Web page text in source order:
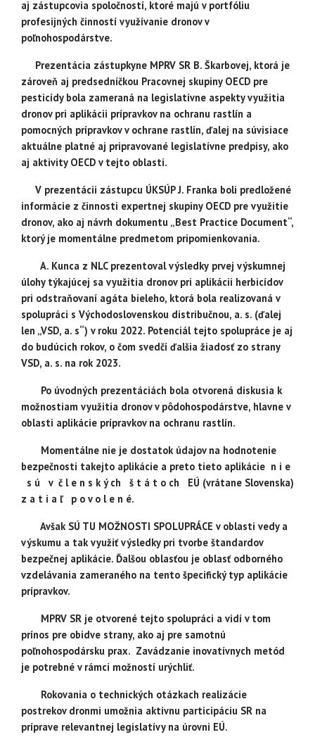
aj zástupcovia spoločností, ktoré majú v portfóliu
profesijných činností využívanie dronov v
poľnohospodárstve.
Prezentácia zástupkyne MPRV SR B. Škarbovej, ktorá je
zároveň aj predsedníčkou Pracovnej skupiny OECD pre
pesticídy bola zameraná na legislatívne aspekty využitia
dronov pri aplikácii prípravkov na ochranu rastlín a
pomocných prípravkov v ochrane rastlín, ďalej na súvisiace
aktuálne platné aj pripravované legislatívne predpisy, ako
aj aktivity OECD v tejto oblasti.
V prezentácii zástupcu ÚKSÚP J. Franka boli predložené
informácie z činnosti expertnej skupiny OECD pre využitie
dronov, ako aj návrh dokumentu „Best Practice Document“,
ktorý je momentálne predmetom pripomienkovania.
A. Kunca z NLC prezentoval výsledky prvej výskumnej
úlohy týkajúcej sa využitia dronov pri aplikácii herbicídov
pri odstraňovaní agáta bieleho, ktorá bola realizovaná v
spolupráci s Východoslovenskou distribučnou, a. s. (ďalej
len „VSD, a. s“) v roku 2022. Potenciál tejto spolupráce je aj
do budúcich rokov, o čom svedčí ďalšia žiadosť zo strany
VSD, a. s. na rok 2023.
Po úvodných prezentáciách bola otvorená diskusia k
možnostiam využitia dronov v pôdohospodárstve, hlavne v
oblasti aplikácie prípravkov na ochranu rastlín.
Momentálne nie je dostatok údajov na hodnotenie
bezpečnosti takejto aplikácie a preto tieto aplikácie n i e
s ú v č l e n s k ý ch š t á t o ch EÚ (vrátane Slovenska)
z a t i a ľ p o v o l e n é.
Avšak SÚ TU MOŽNOSTI SPOLUPRÁCE v oblasti vedy a
výskumu a tak využiť výsledky pri tvorbe štandardov
bezpečnej aplikácie. Ďalšou oblasťou je oblasť odborného
vzdelávania zameraného na tento špecifický typ aplikácie
prípravkov.
MPRV SR je otvorené tejto spolupráci a vidí v tom
prínos pre obidve strany, ako aj pre samotnú
poľnohospodársku prax. Zavádzanie inovatívnych metód
je potrebné v rámci možností urýchliť.
Rokovania o technických otázkach realizácie
postrekov dronmi umožnia aktívnu participáciu SR na
príprave relevantnej legislatívy na úrovni EÚ.